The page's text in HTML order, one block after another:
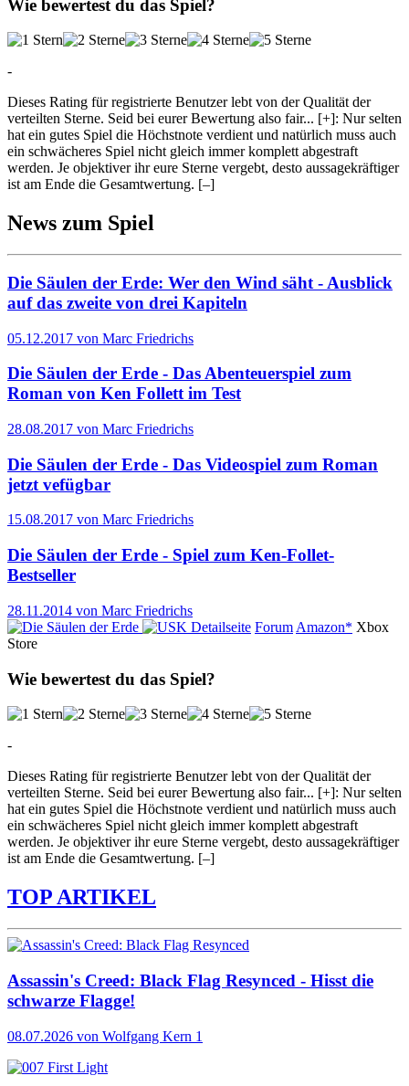
Wie bewertest du das Spiel?
-
Dieses Rating für registrierte Benutzer lebt von der Qualität der
verteilten Sterne. Seid bei eurer Bewertung also fair... [+]: Nur selten
hat ein gutes Spiel die Höchstnote verdient und natürlich muss auch
ein schwächeres Spiel nicht gleich immer komplett abgestraft
werden. Je objektiver ihr eure Sterne vergebt, desto aussagekräftiger
ist am Ende die Gesamtwertung. [–]
News zum Spiel
Die Säulen der Erde: Wer den Wind säht - Ausblick
auf das zweite von drei Kapiteln
05.12.2017 von Marc Friedrichs
Die Säulen der Erde - Das Abenteuerspiel zum
Roman von Ken Follett im Test
28.08.2017 von Marc Friedrichs
Die Säulen der Erde - Das Videospiel zum Roman
jetzt vefügbar
15.08.2017 von Marc Friedrichs
Die Säulen der Erde - Spiel zum Ken-Follet-
Bestseller
28.11.2014 von Marc Friedrichs
Detailseite Forum Amazon* Xbox
Store
Wie bewertest du das Spiel?
-
Dieses Rating für registrierte Benutzer lebt von der Qualität der
verteilten Sterne. Seid bei eurer Bewertung also fair... [+]: Nur selten
hat ein gutes Spiel die Höchstnote verdient und natürlich muss auch
ein schwächeres Spiel nicht gleich immer komplett abgestraft
werden. Je objektiver ihr eure Sterne vergebt, desto aussagekräftiger
ist am Ende die Gesamtwertung. [–]
TOP ARTIKEL
Assassin's Creed: Black Flag Resynced - Hisst die
schwarze Flagge!
08.07.2026 von Wolfgang Kern 1